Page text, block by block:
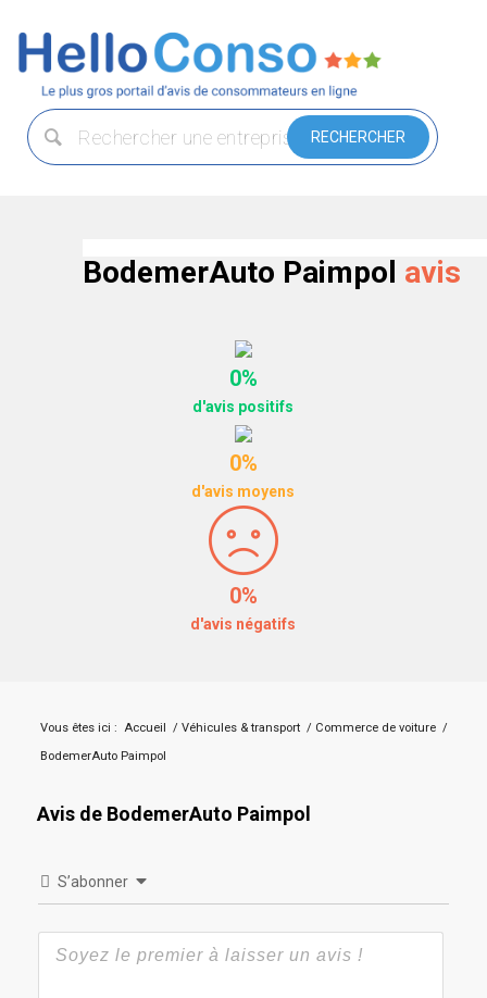
BodemerAuto Paimpol avis
0%
d'avis positifs
0%
d'avis moyens
0%
d'avis négatifs
Vous êtes ici : Accueil / Véhicules & transport / Commerce de voiture /
BodemerAuto Paimpol
Avis de BodemerAuto Paimpol
S’abonner